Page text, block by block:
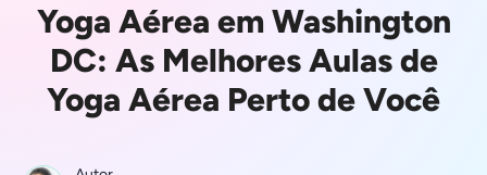
Yoga Aérea em Washington
DC: As Melhores Aulas de
Yoga Aérea Perto de Você